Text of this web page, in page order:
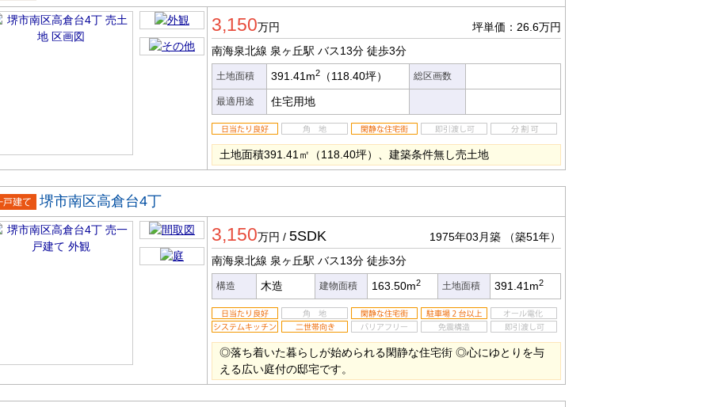
地
3,150万円
坪単価：26.6万円
南海泉北線 泉ヶ丘駅 バス13分 徒歩3分
土地面積 391.41m2 （118.40坪） 総区画数
最適用途 住宅用地
土地面積391.41㎡（118.40坪）、建築条件無し売土地
戸建
堺市南区高倉台4丁
3,150万円 / 5SDK 1975年03月築
（築51年）
南海泉北線 泉ヶ丘駅 バス13分 徒歩3分
構造 木造 建物面積 163.50m2 土地面積 391.41m2
◎落ち着いた暮らしが始められる閑静な住宅街 ◎心にゆとりを与
える広い庭付の邸宅です。